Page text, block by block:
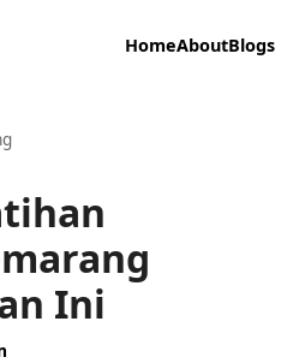
HomeAboutBlogs
Ini